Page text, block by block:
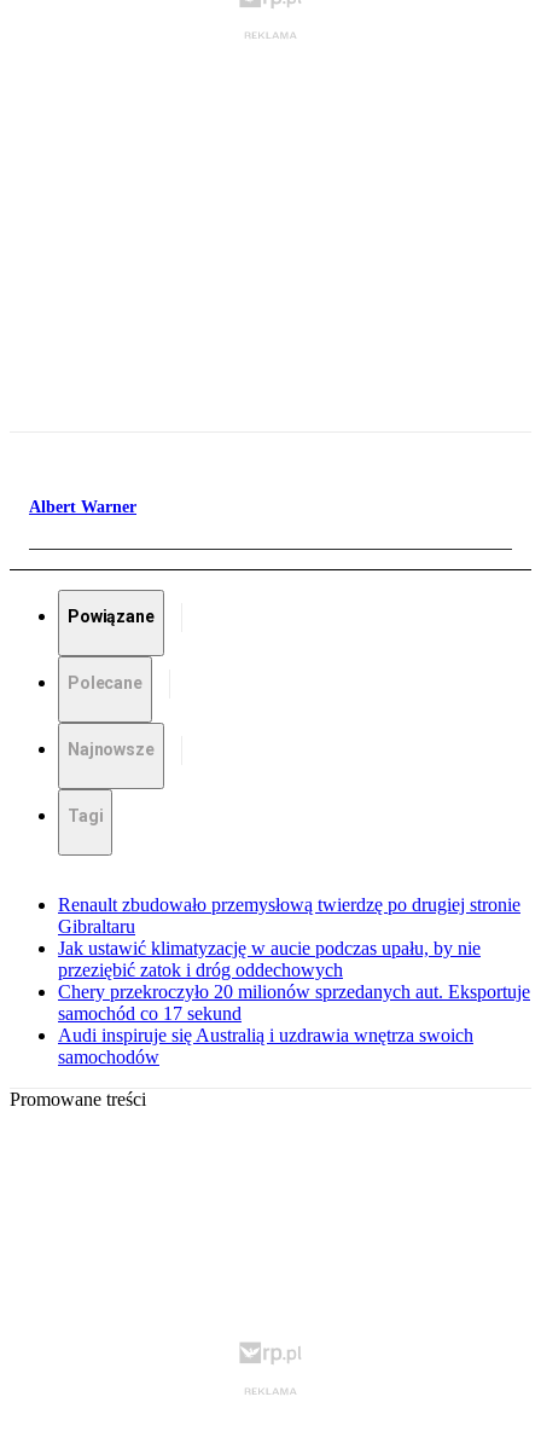
Albert Warner
Powiązane
Polecane
Najnowsze
Tagi
Renault zbudowało przemysłową twierdzę po drugiej stronie
Gibraltaru
Jak ustawić klimatyzację w aucie podczas upału, by nie
przeziębić zatok i dróg oddechowych
Chery przekroczyło 20 milionów sprzedanych aut. Eksportuje
samochód co 17 sekund
Audi inspiruje się Australią i uzdrawia wnętrza swoich
samochodów
Promowane treści